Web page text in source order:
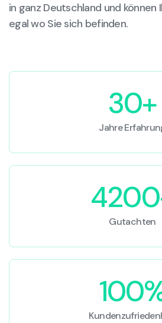
in ganz Deutschland und können
egal wo Sie sich befinden.
30+
Jahre
Gutachten